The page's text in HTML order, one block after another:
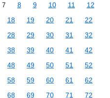
7 8 9 10 11
12
18 19 20 21
22
28 29 30 31
32
38 39 40 41
42
48 49 50 51
52
58 59 60 61
62
68 69 70 71
72